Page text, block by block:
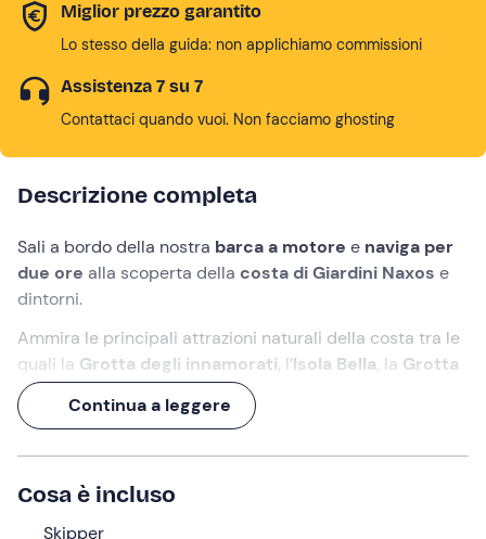
Miglior prezzo garantito
Lo stesso della guida: non applichiamo commissioni
Assistenza 7 su 7
Contattaci quando vuoi. Non facciamo ghosting
Descrizione completa
Sali a bordo della nostra barca a motore e naviga per
due ore alla scoperta della costa di Giardini Naxos e
dintorni.
Ammira le principali attrazioni naturali della costa tra le
quali la Grotta degli innamorati, l’Isola Bella, la Grotta
Azzurra, laBaia delle Sirenee tante altre.
E dopo untuffo nelle acque cristalline
per gustarepaste di mandorla e prosecco, brindando
alla Sicilia!
Cosa faremo
Continua a leggere
Cosa è incluso
Skipper